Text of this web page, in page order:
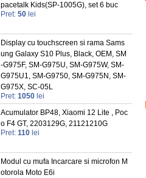
pacetalk Kids(SP-1005G), set 6 buc
Pret: 50 lei
Display cu touchscreen si rama Sams
ung Galaxy S10 Plus, Black, OEM, SM
-G975F, SM-G975U, SM-G975W, SM-
G975U1, SM-G9750, SM-G975N, SM-
G975X, SC-05L
Pret: 1050 lei
Acumulator BP48, Xiaomi 12 Lite , Poc
o F4 GT, 2203129G, 21121210G
Pret: 110 lei
Modul cu mufa Incarcare si microfon M
otorola Moto E6i